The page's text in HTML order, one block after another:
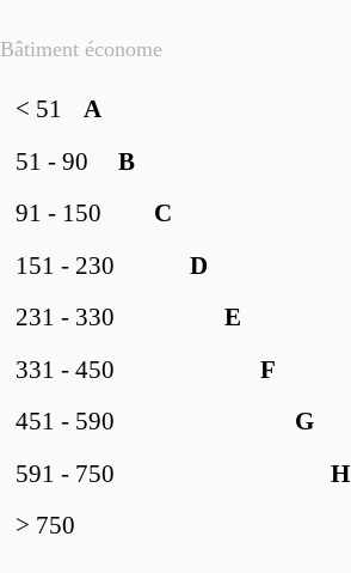
Bâtiment économe
A
< 51
B
51 - 90
C
91 - 150
D
151 - 230
E
231 - 330
F
331 - 450
G
451 - 590
H
591 - 750
> 750